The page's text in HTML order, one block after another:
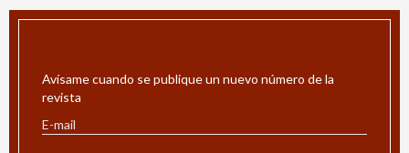
Avísame cuando se publique un nuevo número de la
revista